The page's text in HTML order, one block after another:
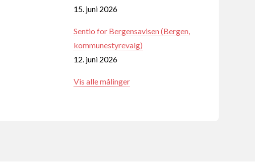
15. juni 2026
Sentio for Bergensavisen (Bergen,
kommunestyrevalg)
12. juni 2026
Vis alle målinger